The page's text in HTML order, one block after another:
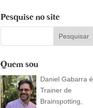
Pesquise no site
Quem sou
Daniel Gabarra é
Trainer de
Brainspotting,